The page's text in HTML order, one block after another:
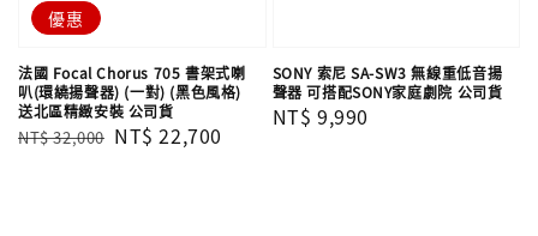
優惠
法國 Focal Chorus 705 書架式喇
叭(環繞揚聲器) (一對) (黑色風格)
送北區精緻安裝 公司貨
Regular
NT$ 32,000 Sale
NT$ 22,700
SONY 索尼 SA-SW3 無線重低音揚
聲器 可搭配SONY家庭劇院 公司貨
Regular
NT$ 9,990